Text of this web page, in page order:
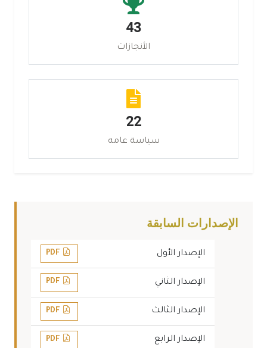
43
الأنجازات
22
سياسة عامه
الإصدارات السابقة
الإصدار الأول
الإصدار الثاني
الإصدار الثالث
الإصدار الرابع